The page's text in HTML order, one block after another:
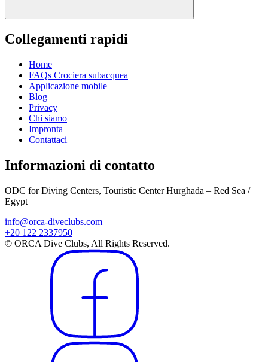
Collegamenti rapidi
Home
FAQs Crociera subacquea
Applicazione mobile
Blog
Privacy
Chi siamo
Impronta
Contattaci
Informazioni di contatto
ODC for Diving Centers, Touristic Center Hurghada – Red Sea /
Egypt
info@orca-diveclubs.com
+20 122 2337950
© ORCA Dive Clubs, All Rights Reserved.